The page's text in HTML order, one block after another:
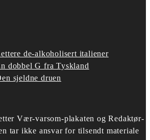
de-alkoholisert italiener
dobbel G fra Tyskland
sjeldne druen
Vær-varsom-plakaten og Redaktør-
tar ikke ansvar for tilsendt materiale